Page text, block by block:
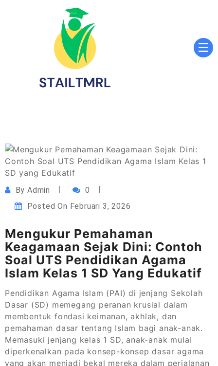
ByAdmin
0
Posted On Februari 3, 2026
Mengukur Pemahaman
Keagamaan Sejak Dini: Contoh
Soal UTS Pendidikan Agama
Islam Kelas 1 SD Yang Edukatif
Pendidikan Agama Islam (PAI) di jenjang Sekolah
Dasar (SD) memegang peranan krusial dalam
membentuk fondasi keimanan, akhlak, dan
pemahaman dasar tentang Islam bagi anak-anak.
Memasuki jenjang kelas 1 SD, anak-anak mulai
diperkenalkan pada konsep-konsep dasar agama
yang akan menjadi bekal mereka dalam perjalanan